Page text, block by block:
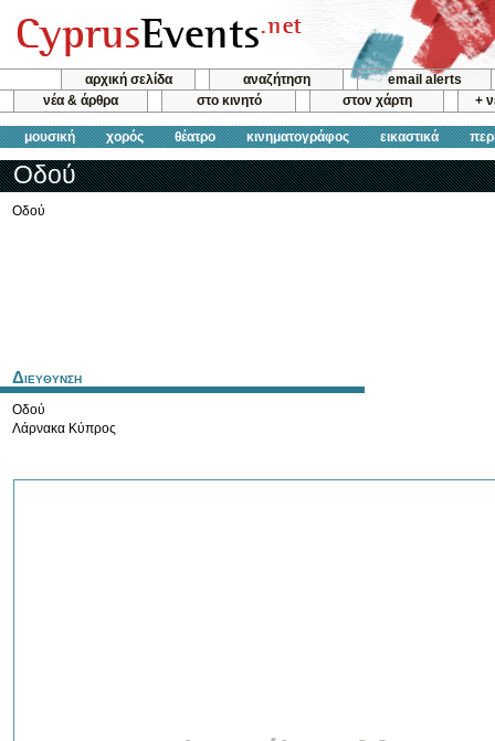
αρχική σελίδα αναζήτηση
email alerts
νέα & άρθρα
στο κινητό στον χάρτη +
μουσική χορός θέατρο κινηματογράφος εικαστικά
Οδού
Οδού
Διευθυνση
Οδού
Λάρνακα Κύπρος